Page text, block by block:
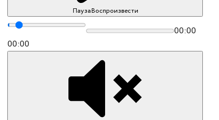
ПаузаВоспроизвести
00:00
00:00